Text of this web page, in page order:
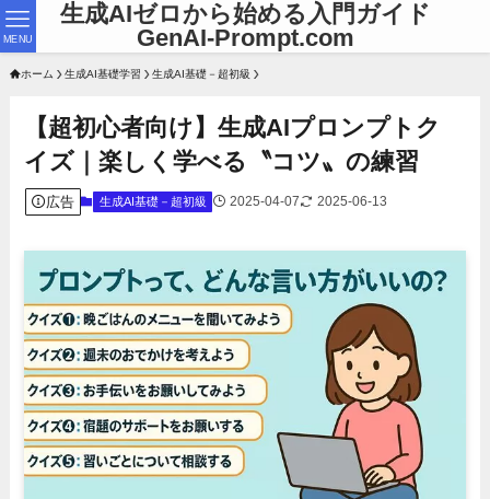
生成AIゼロから始める入門ガイド
GenAI-Prompt.com
MENU
ホーム 生成AI基礎学習 生成AI基礎－超初級
【超初心者向け】生成AIプロンプトク
イズ｜楽しく学べる〝コツ〟の練習
広告 生成AI基礎－超初級 2025-04-07 2025-06-13